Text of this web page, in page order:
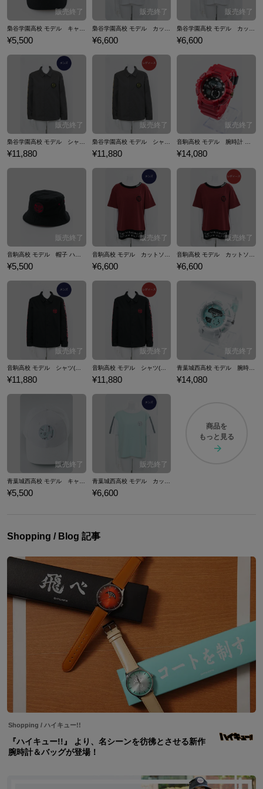
¥5,500 ¥6,600 ¥6,600
¥11,880 ¥11,880 ¥14,080
音駒高校 モデル 帽子 ハット ハイキュー!!
¥5,500
音駒高校 モデル カットソー Tシャツ トップス(メンズ用） ハイキュー!!
¥6,600
音駒高校 モデル カットソー Tシャツ トップス(レディース用） ハイキュー!!
¥6,600
¥11,880
音駒高校 モデル シャツ(レディース用） ハイキュー!!
¥11,880 ¥14,080
¥5,500 ¥6,600
商品を
もっと見る
Shopping / Blog 記事
Shopping / ハイキュー!!
『ハイキュー!!』 より、名シーンを彷彿とさせる新作
腕時計＆バッグが登場！